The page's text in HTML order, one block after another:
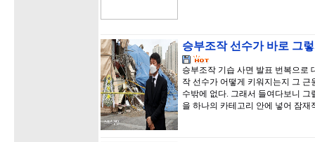
승부조작 선수가 바로 그
승부조작 기습 사면 발표 번복으로
작 선수가 어떻게 키워지는지 그
수밖에 없다. 그래서 들여다보니
을 하나의 카테고리 안에 넣어 잠